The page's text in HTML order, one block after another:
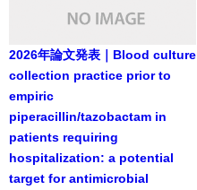
2026年論文発表｜Blood culture
collection practice prior to
empiric
piperacillin/tazobactam in
patients requiring
hospitalization: a potential
target for antimicrobial